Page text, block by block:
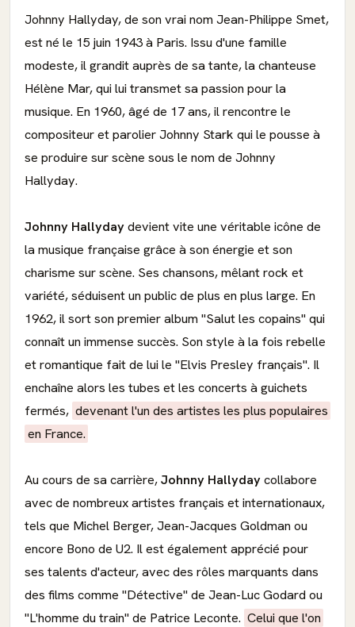
Johnny Hallyday, de son vrai nom Jean-Philippe Smet,
est né le 15 juin 1943 à Paris. Issu d'une famille
modeste, il grandit auprès de sa tante, la chanteuse
Hélène Mar, qui lui transmet sa passion pour la
musique. En 1960, âgé de 17 ans, il rencontre le
compositeur et parolier Johnny Stark qui le pousse à
se produire sur scène sous le nom de Johnny
Hallyday.
Johnny Hallydaydevient vite une véritable icône de
la musique française grâce à son énergie et son
charisme sur scène. Ses chansons, mêlant rock et
variété, séduisent un public de plus en plus large. En
1962, il sort son premier album "Salut les copains" qui
connaît un immense succès. Son style à la fois rebelle
et romantique fait de lui le "Elvis Presley français". Il
enchaîne alors les tubes et les concerts à guichets
fermés, devenant l'un des artistes les plus populaires
en France.
Au cours de sa carrière,Johnny Hallydaycollabore
avec de nombreux artistes français et internationaux,
tels que Michel Berger, Jean-Jacques Goldman ou
encore Bono de U2. Il est également apprécié pour
ses talents d'acteur, avec des rôles marquants dans
des films comme "Détective" de Jean-Luc Godard ou
"L'homme du train" de Patrice Leconte. Celui que l'on